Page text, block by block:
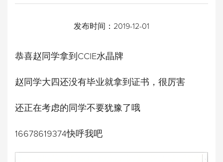
发布时间： 2019-12-01
恭喜赵同学拿到CCIE水晶牌
赵同学大四还没有毕业就拿到证书，很厉害
还正在考虑的同学不要犹豫了哦
16678619374快呼我吧